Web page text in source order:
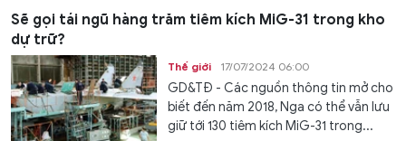
Sẽ gọi tái ngũ hàng trăm tiêm kích MiG-31 trong kho
dự trữ?
Thế giới 17/07/2024 06:00
GD&TĐ - Các nguồn thông tin mở cho
biết đến năm 2018, Nga có thể vẫn lưu
giữ tới 130 tiêm kích MiG-31 trong...